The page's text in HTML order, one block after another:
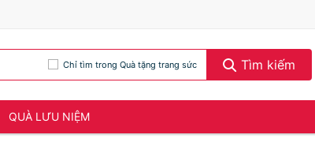
Chỉ tìm trong Quà tặng trang sức Tìm kiếm
QUÀ LƯU NIỆM